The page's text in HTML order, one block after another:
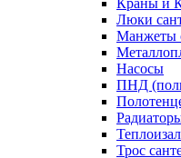
Краны и
Люки
Манжеты
Насосы
ПНД
Трос